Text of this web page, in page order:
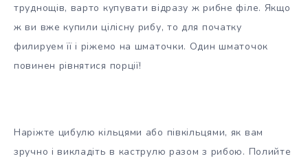
труднощів, варто купувати відразу ж рибне філе. Якщо
ж ви вже купили цілісну рибу, то для початку
филируем її і ріжемо на шматочки. Один шматочок
повинен рівнятися порції!
Наріжте цибулю кільцями або півкільцями, як вам
зручно і викладіть в каструлю разом з рибою. Полийте